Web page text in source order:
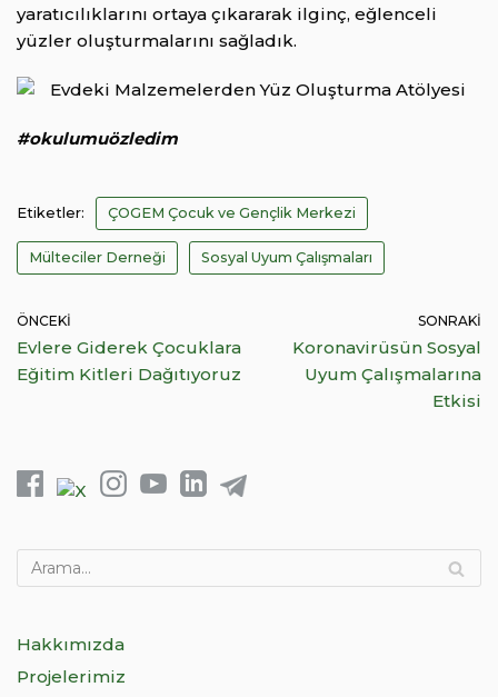
yaratıcılıklarını ortaya çıkararak ilginç, eğlenceli
yüzler oluşturmalarını sağladık.
#okulumuözledim
Etiketler: ÇOGEM Çocuk ve Gençlik Merkezi
Mülteciler Derneği Sosyal Uyum Çalışmaları
ÖNCEKI
Evlere Giderek Çocuklara
Eğitim Kitleri Dağıtıyoruz
SONRAKI
Koronavirüsün Sosyal
Uyum Çalışmalarına
Etkisi
Hakkımızda
Projelerimiz